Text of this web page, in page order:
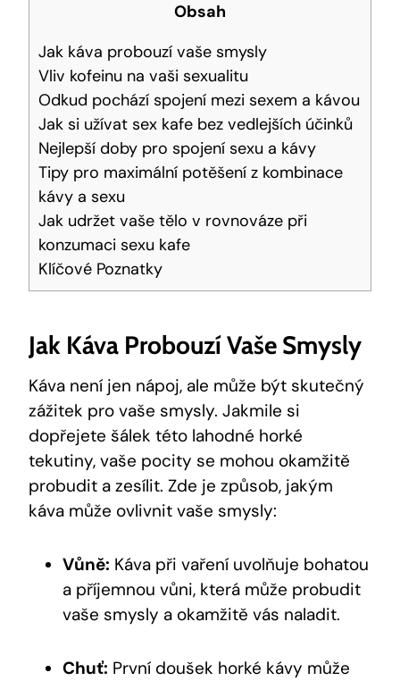
Obsah
Jak káva probouzí vaše smysly
Vliv kofeinu na vaši sexualitu
Odkud pochází spojení mezi sexem a kávou
Jak si užívat sex kafe bez vedlejších účinků
Nejlepší doby pro spojení sexu a kávy
Tipy pro maximální potěšení z kombinace
kávy a sexu
Jak udržet vaše tělo v rovnováze při
konzumaci sexu kafe
Klíčové Poznatky
Jak Káva Probouzí Vaše Smysly
Káva není jen nápoj, ale může být skutečný
zážitek pro vaše smysly. Jakmile si
dopřejete šálek této lahodné horké
tekutiny, vaše pocity se mohou okamžitě
probudit a zesílit. Zde je způsob, jakým
káva může ovlivnit vaše smysly:
Vůně: Káva při vaření uvolňuje bohatou
a příjemnou vůni, která může probudit
vaše smysly a okamžitě vás naladit.
Chuť: První doušek horké kávy může